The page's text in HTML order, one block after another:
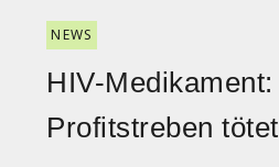
NEWS
HIV-Medikament:
Profitstreben tötet